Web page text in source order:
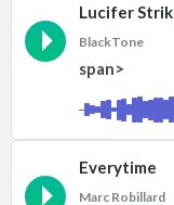
Lucifer
BlackTone
span>
Everytime
Marc Robillard